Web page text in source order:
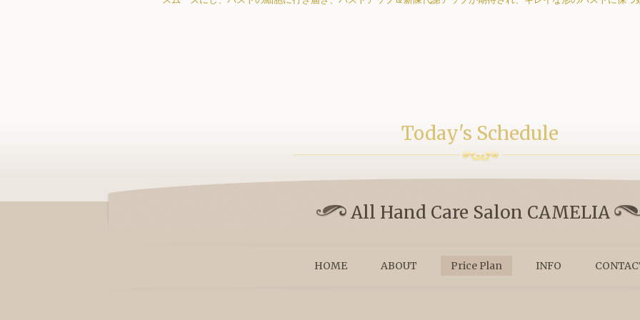
Today's Schedule
All Hand Care Salon CAMELIA
HOME ABOUT Price Plan INFO